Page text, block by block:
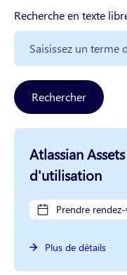
Recherche en texte
Rechercher
Atlassian
d'utilisation
Prendre
Plus de détails